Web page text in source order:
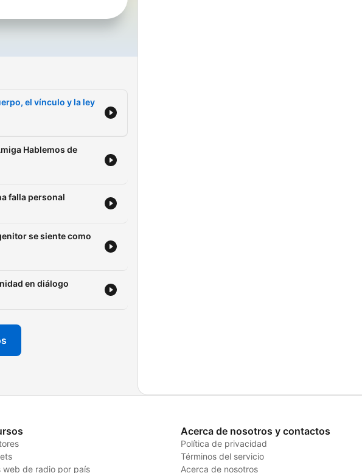
Usamos la
📩
el vínculo y la ley
Hablemos de
falla personal
se siente como
en diálogo
web de radio por país
Acerca de nosotros y contactos
Política de privacidad
Términos del servicio
Acerca de nosotros